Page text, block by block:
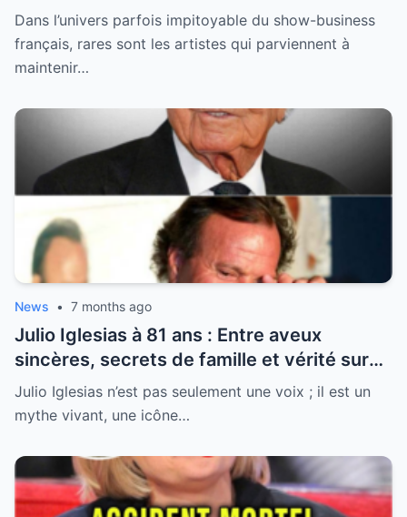
sa Vie”
Dans l’univers parfois impitoyable du show-business
français, rares sont les artistes qui parviennent à
maintenir…
News • 7 months ago
Julio Iglesias à 81 ans : Entre aveux
sincères, secrets de famille et vérité sur
sa santé, la légende se livre enfin
Julio Iglesias n’est pas seulement une voix ; il est un
mythe vivant, une icône…